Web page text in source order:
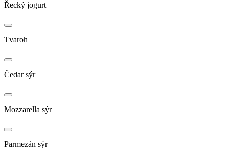
Řecký jogurt
Tvaroh
Čedar sýr
Mozzarella sýr
Parmezán sýr